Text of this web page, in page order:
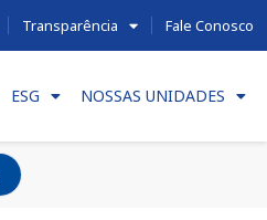
Transparência Fale Conosco
ESG NOSSAS UNIDADES